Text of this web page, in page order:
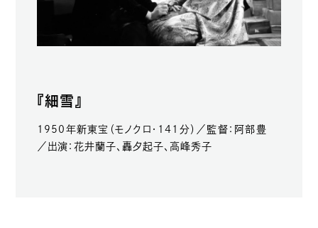
『細雪』
1950年新東宝（モノクロ・141分）／監督：阿部豊
／出演：花井蘭子、轟夕起子、高峰秀子